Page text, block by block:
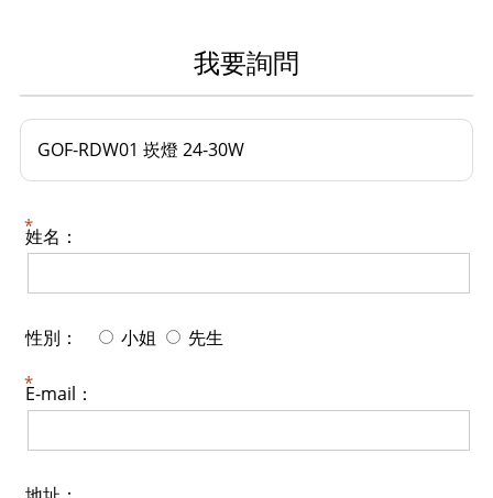
我要詢問
GOF-RDW01 崁燈 24-30W
姓名：
性別： 小姐 先生
E-mail：